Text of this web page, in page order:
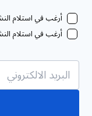
أرغب في استلام
أرغب في استلام